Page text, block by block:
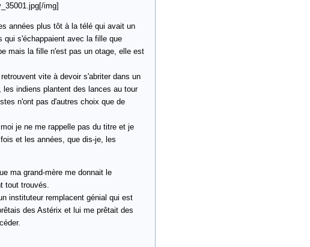
img]
années plus tôt à la télé qui avait un
qui s'échappaient avec la fille que
mais la fille n'est pas un otage, elle est
vite à devoir s'abriter dans un
indiens plantent des lances au tour
n'ont pas d'autres choix que de
je ne me rappelle pas du titre et je
et les années, que dis-je, les
ma grand-mère me donnait le
tout trouvés.
instituteur remplacent génial qui est
des Astérix et lui me prêtait des